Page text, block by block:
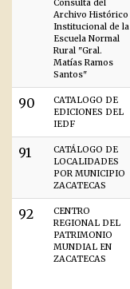
Consulta del
Archivo Histórico
Institucional de la
Escuela Normal
Rural "Gral.
Matías Ramos
Santos"
90
CATALOGO DE
EDICIONES DEL
IEDF
91
CATÁLOGO DE
LOCALIDADES
POR MUNICIPIO
ZACATECAS
92
CENTRO
REGIONAL DEL
PATRIMONIO
MUNDIAL EN
ZACATECAS